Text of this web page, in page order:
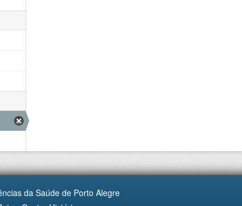
da Saúde de Porto Alegre